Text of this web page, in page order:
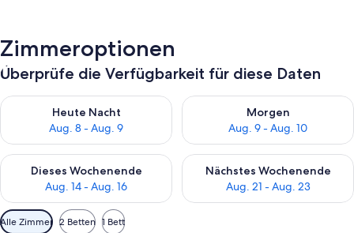
Zimmeroptionen
Überprüfe die Verfügbarkeit für diese Daten
Heute Nacht
Aug. 8 - Aug. 9
Überprüfe die Verfügbarkeit für heute Nacht, Aug. 8 - Aug. 9.
Morgen
Aug. 9 - Aug. 10
Überprüfe die Verfügbarkeit
Dieses Wochenende
Aug. 14 - Aug. 16
Überprüfe die Verfügbarkeit für dieses Wochenende, Aug. 14
Nächstes Wochenende
Aug. 21 - Aug. 23
Überprüfe die Verfügbarkeit
Verfügbare
Alle Zimmer 2 Betten 1 Bett